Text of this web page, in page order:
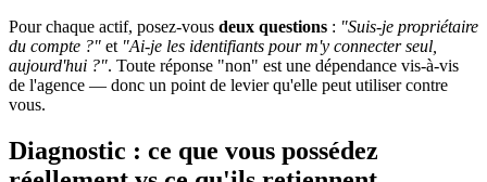
Pour chaque actif, posez-vous deux questions : "Suis-je propriétaire
du compte ?" et "Ai-je les identifiants pour m'y connecter seul,
aujourd'hui ?". Toute réponse "non" est une dépendance vis-à-vis
de l'agence — donc un point de levier qu'elle peut utiliser contre
vous.
Diagnostic : ce que vous possédez